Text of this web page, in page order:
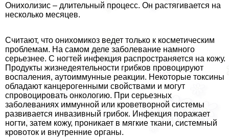
Онихолизис – длительный процесс. Он растягивается на
несколько месяцев.
Считают, что онихомикоз ведет только к косметическим
проблемам. На самом деле заболевание намного
серьезнее. С ногтей инфекция распространяется на кожу.
Продукты жизнедеятельности грибков провоцируют
воспаления, аутоиммунные реакции. Некоторые токсины
обладают канцерогенными свойствами и могут
спровоцировать oнкoлoгию. При серьезных
заболеваниях иммунной или кроветворной системы
развивается инвазивный грибок. Инфекция поражает
ногти, затем кожу, проникает в мягкие ткани, системный
кровоток и внутренние органы.